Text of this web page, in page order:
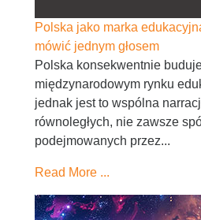
Polska jako marka
mówić jednym głosem
Polska konsekwentnie
międzynarodowym rynku
jednak jest to wspólna
równoległych, nie zawsze
podejmowanych przez...
Read More ...